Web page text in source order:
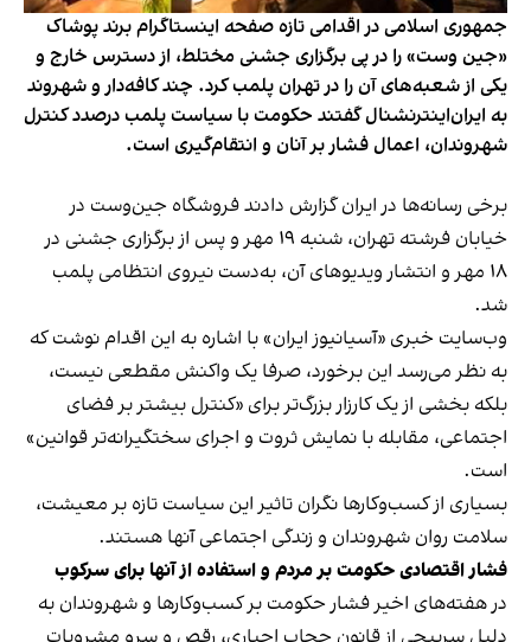
جمهوری اسلامی در اقدامی تازه صفحه اینستاگرام برند پوشاک
«جین وست» را در پی برگزاری جشنی مختلط، از دسترس خارج و
یکی از شعبه‌های آن را در تهران پلمب کرد. چند کافه‌‌دار و شهروند
به ایران‌اینترنشنال گفتند حکومت با سیاست پلمب درصدد کنترل
شهروندان، اعمال فشار بر آنان و انتقام‌گیری است.
برخی رسانه‌ها در ایران گزارش دادند فروشگاه جین‌وست در
خیابان فرشته تهران، شنبه ۱۹ مهر و پس از برگزاری جشنی در
۱۸ مهر و انتشار ویدیوهای آن، به‌دست نیروی انتظامی پلمب
شد.
وب‌سایت خبری «آسیانیوز ایران» با اشاره به این اقدام نوشت که
به نظر می‌رسد این برخورد، صرفا یک واکنش مقطعی نیست،
بلکه بخشی از یک کارزار بزرگ‌تر برای «کنترل بیشتر بر فضای
اجتماعی، مقابله با نمایش ثروت و اجرای سختگیرانه‌تر قوانین»
است.
بسیاری از کسب‌وکارها نگران تاثیر این سیاست‌ تازه بر معیشت،
سلامت روان شهروندان و زندگی اجتماعی آنها هستند.
فشار اقتصادی حکومت بر مردم و استفاده از آنها برای سرکوب
در هفته‌های اخیر فشار حکومت بر کسب‌وکارها و شهروندان به